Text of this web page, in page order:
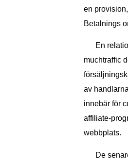
en
Betalnings
En
muchtraffic
av
innebär för
affiliate-
webbplats.
De